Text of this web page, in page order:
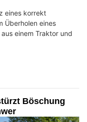
eines korrekt
Überholen eines
einem Traktor und
Böschung